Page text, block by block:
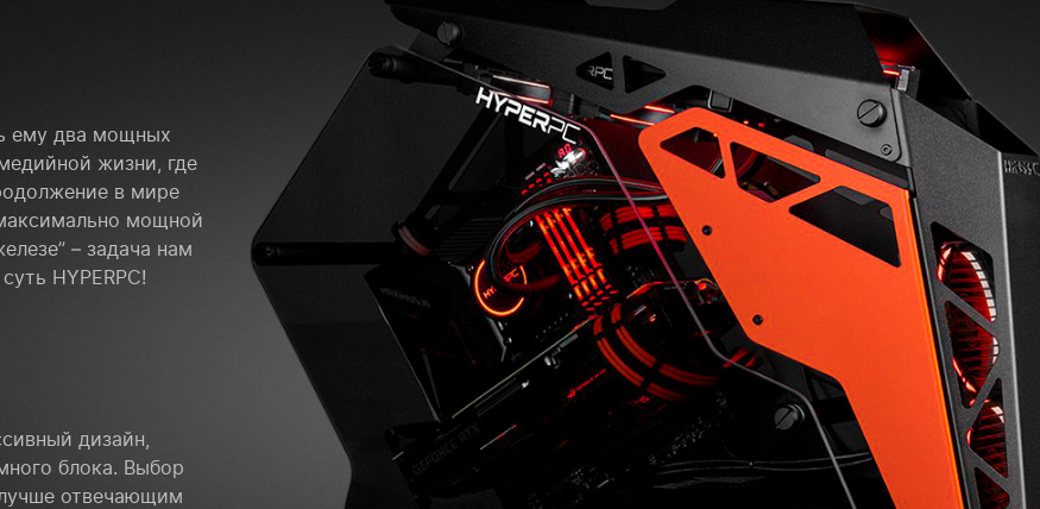
ему два мощных
жизни, где
в мире
мощной
– задача нам
HYPERPC!
дизайн,
блока. Выбор
отвечающим